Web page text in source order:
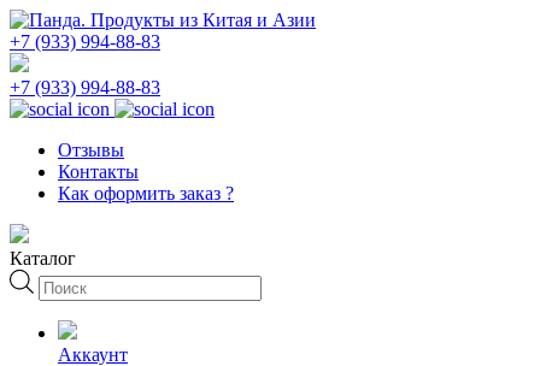
+7 (933) 994-88-83
+7 (933) 994-88-83
Отзывы
Контакты
Как оформить заказ ?
Каталог
Поиск
товаров
Аккаунт